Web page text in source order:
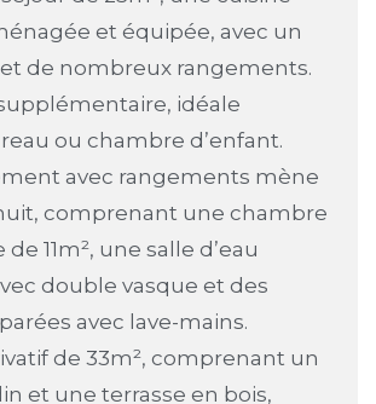
et équipée, avec un
de nombreux rangements.
idéale
ou chambre d’enfant.
avec rangements mène
comprenant une chambre
11m², une salle d’eau
double vasque et des
avec lave-mains.
de 33m², comprenant un
et une terrasse en bois,